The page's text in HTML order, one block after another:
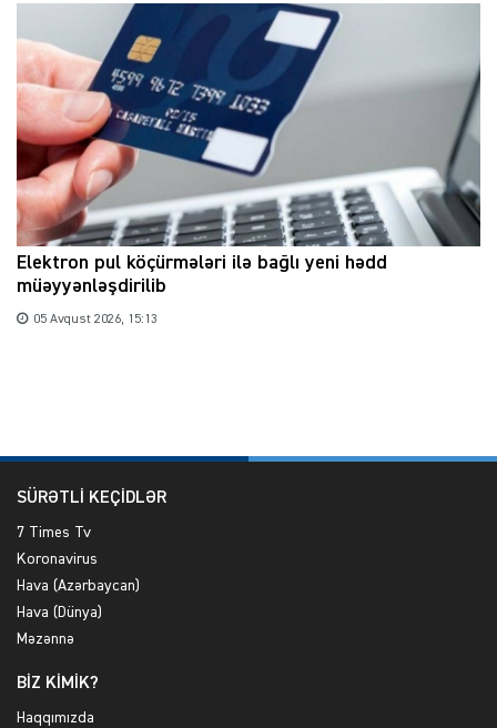
Elektron pul köçürmələri ilə bağlı yeni hədd
müəyyənləşdirilib
05 Avqust 2026, 15:13
SÜRƏTLİ KEÇİDLƏR
7 Times Tv
Koronavirus
Hava (Azərbaycan)
Hava (Dünya)
Məzənnə
BİZ KİMİK?
Haqqımızda